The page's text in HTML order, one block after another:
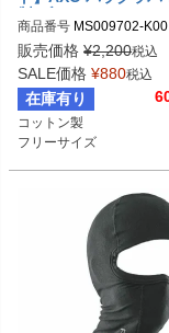
製 ブラック
商品番号 MS009702-K00
販売価格 ¥2,200税込
SALE価格 ¥880税込
在庫有り
コットン製
フリーサイズ